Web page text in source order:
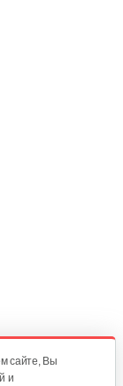
сайте, Вы
и